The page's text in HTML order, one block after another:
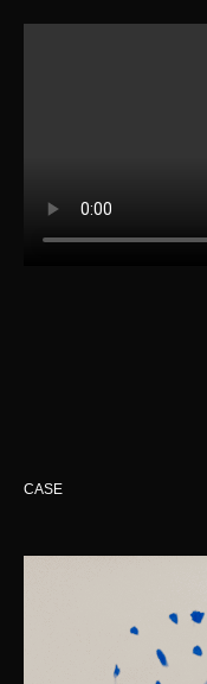
CASE